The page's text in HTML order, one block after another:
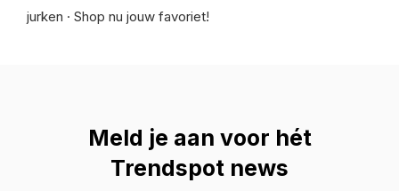
jurken · Shop nu jouw favoriet!
Meld je aan voor hét
Trendspot news